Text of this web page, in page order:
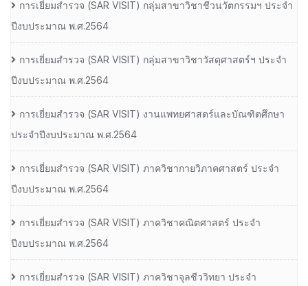
การเยี่ยมสํารวจ (SAR VISIT) กลุ่มสาขาวิชาชีวนวัตกรรมฯ ประจํา
ปีงบประมาณ พ.ศ.2564
การเยี่ยมสํารวจ (SAR VISIT) กลุ่มสาขาวิชาวัสดุศาสตร์ฯ ประจํา
ปีงบประมาณ พ.ศ.2564
การเยี่ยมสํารวจ (SAR VISIT) งานแพทยศาสตร์และบัณฑิตศึกษา
ประจําปีงบประมาณ พ.ศ.2564
การเยี่ยมสํารวจ (SAR VISIT) ภาควิชากายวิภาคศาสตร์ ประจํา
ปีงบประมาณ พ.ศ.2564
การเยี่ยมสํารวจ (SAR VISIT) ภาควิชาคณิตศาสตร์ ประจํา
ปีงบประมาณ พ.ศ.2564
การเยี่ยมสํารวจ (SAR VISIT) ภาควิชาจุลชีววิทยา ประจํา